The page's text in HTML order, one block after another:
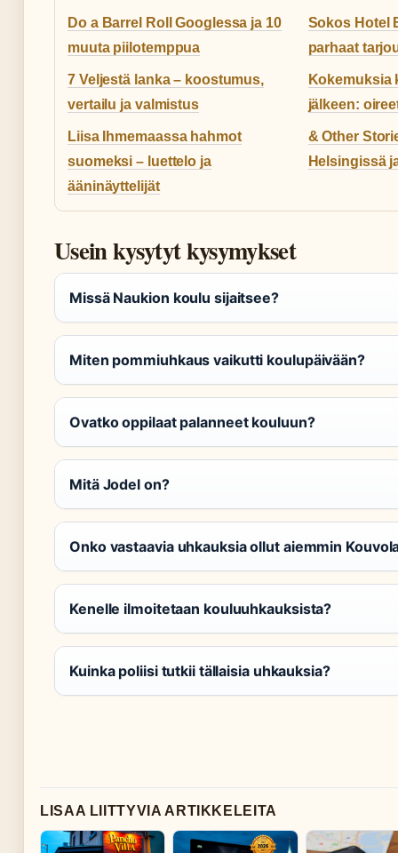
Do a Barrel Roll Googlessa ja 10
muuta piilotemppua
Sokos Hotel
parhaat
7 Veljestä lanka – koostumus,
vertailu ja valmistus
Kokemuksia
jälkeen:
Liisa Ihmemaassa hahmot
suomeksi – luettelo ja
ääninäyttelijät
& Other
Helsingissä
Usein kysytyt kysymykset
Missä Naukion koulu sijaitsee?
Miten pommiuhkaus vaikutti koulupäivään?
Ovatko oppilaat palanneet kouluun?
Mitä Jodel on?
Onko vastaavia uhkauksia ollut aiemmin
Kenelle ilmoitetaan kouluuhkauksista?
Kuinka poliisi tutkii tällaisia uhkauksia?
LISAA LIITTYVIA ARTIKKELEITA